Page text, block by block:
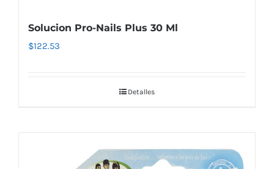
Solucion Pro-Nails Plus 30 Ml
$122.53
Detalles